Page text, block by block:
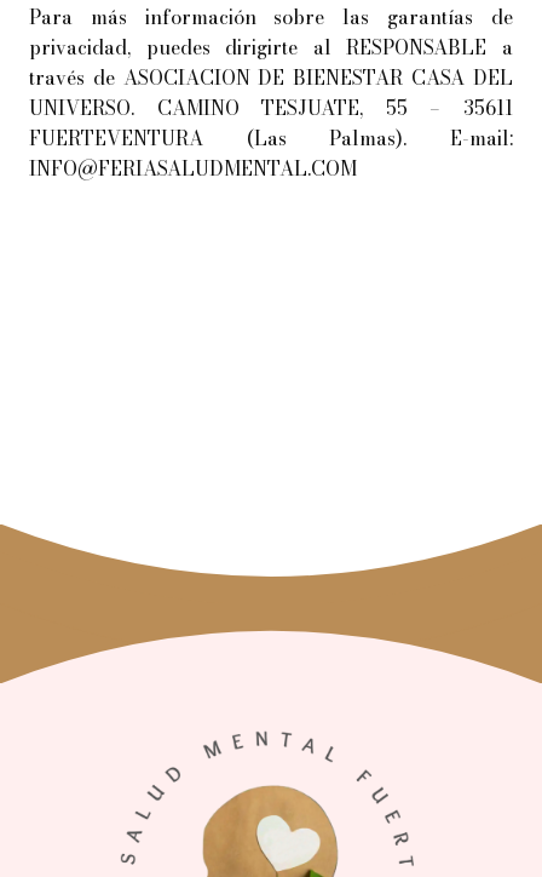
Para más información sobre las garantías de
privacidad, puedes dirigirte al RESPONSABLE a
través de ASOCIACION DE BIENESTAR CASA DEL
UNIVERSO. CAMINO TESJUATE, 55 – 35611
FUERTEVENTURA (Las Palmas). E-mail:
INFO@FERIASALUDMENTAL.COM